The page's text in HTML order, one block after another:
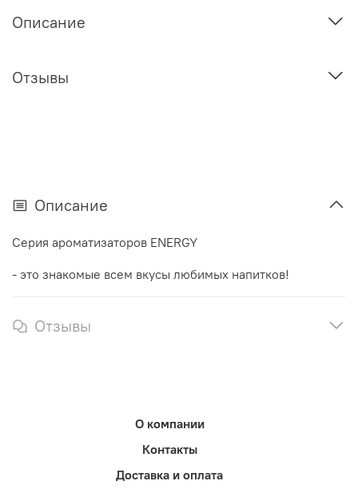
Описание
Отзывы
Описание
Серия ароматизаторов ENERGY
- это знакомые всем вкусы любимых напитков!
Отзывы
О компании
Контакты
Доставка и оплата